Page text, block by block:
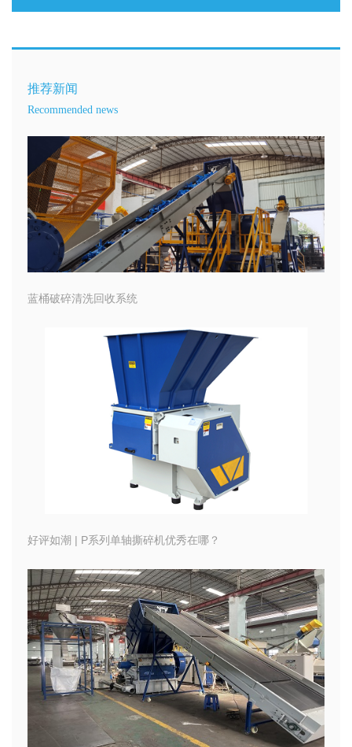
推荐新闻
Recommended news
蓝桶破碎清洗回收系统
好评如潮 | P系列单轴撕碎机优秀在哪？